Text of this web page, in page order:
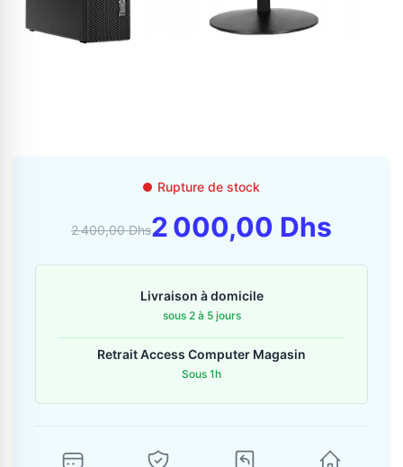
Appelez-nous au
Contactez-nous
Rupture de stock
2 400,00 Dhs2 000,00 Dhs
Livraison à domicile
sous 2 à 5 jours
Retrait Access Computer Magasin
Sous 1h